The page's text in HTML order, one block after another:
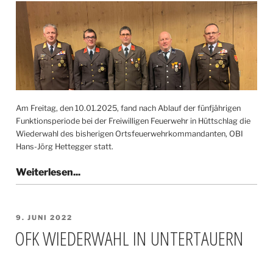
Am Freitag, den 10.01.2025, fand nach Ablauf der fünfjährigen
Funktionsperiode bei der Freiwilligen Feuerwehr in Hüttschlag die
Wiederwahl des bisherigen Ortsfeuerwehrkommandanten, OBI
Hans-Jörg Hettegger statt.
VERÖFFENTLICHT
9. JUNI 2022
OFK WIEDERWAHL IN UNTERTAUERN